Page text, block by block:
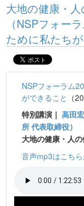
大地の健康・
（NSPフォー
ために私たち
NSPフォーラム
ができること （
特別講演｜ 高田
所 代表取締役）
大地の健康・人
音声mp3はこち